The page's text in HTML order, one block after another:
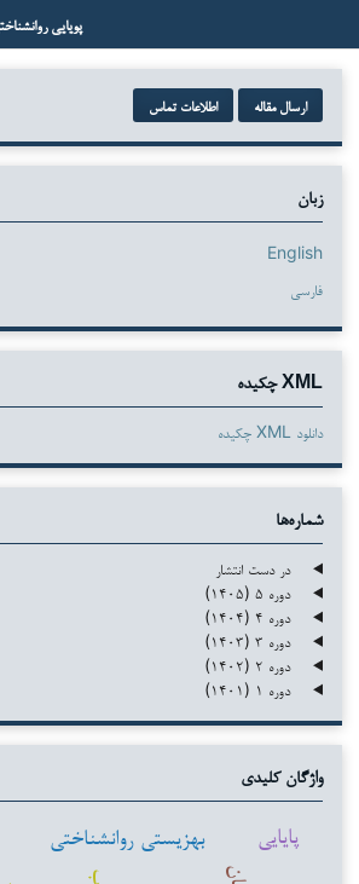
پویایی
ارسال مقاله اطلاعات تماس
زبان
English
فارسی
XML چکیده
دانلود XML چکیده
شماره‌ها
در دست انتشار
دوره ۵ (۱۴۰۵)
دوره ۴ (۱۴۰۴)
دوره ۳ (۱۴۰۳)
دوره ۲ (۱۴۰۲)
دوره ۱ (۱۴۰۱)
واژگان کلیدی
بهزیستی روانشناختی پایایی